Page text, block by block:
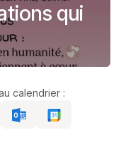
qui
calendrier :